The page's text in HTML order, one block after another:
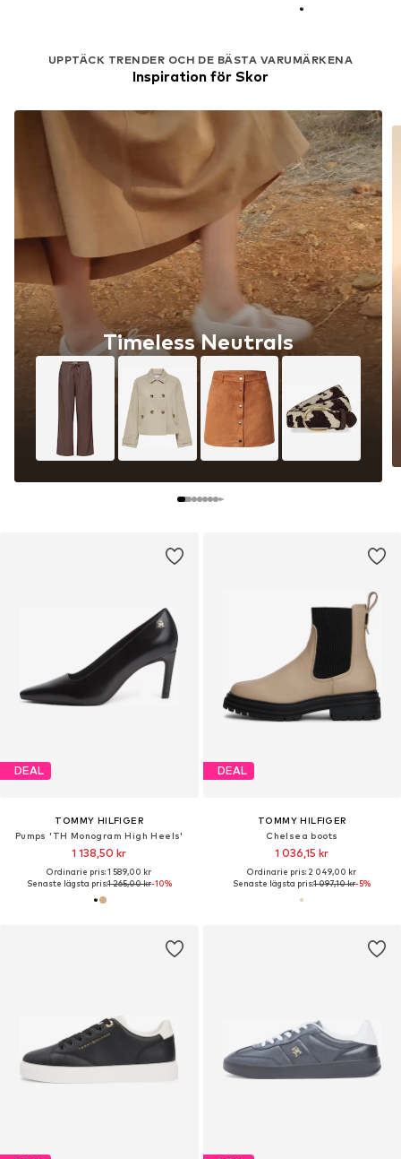
UPPTÄCK TRENDER OCH DE BÄSTA VARUMÄRKENA
Inspiration för Skor
Timeless Neutrals
DEAL
TOMMY HILFIGER
Pumps 'TH Monogram High Heels'
1 138,50 kr
Ordinarie pris: 1 589,00 kr
Senaste lägsta pris:1 265,00 kr-10%
DEAL
TOMMY HILFIGER
Chelsea boots
1 036,15 kr
Ordinarie pris: 2 049,00 kr
Senaste lägsta pris:1 097,10 kr-5%